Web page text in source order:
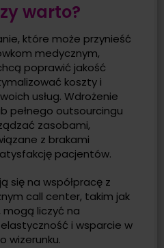
warto?
które może przynieść
medycznym,
poprawić jakość
koszty i
usług. Wdrożenie
pełnego outsourcingu
zasobami,
z brakami
pacjentów.
się na współpracę z
call center, takim jak
mogą liczyć na
i wsparcie w
wizerunku.